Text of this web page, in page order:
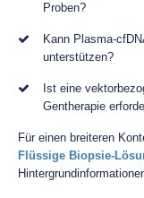
Proben?
Kann Plasma-
unterstützen?
Ist eine
Gentherapie
Für einen breiteren
Flüssige Biopsie-